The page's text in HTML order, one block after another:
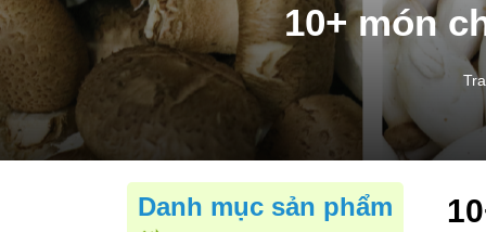
10+ món
Danh mục sản phẩm